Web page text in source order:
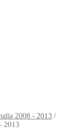
2008 - 2013 /
2013